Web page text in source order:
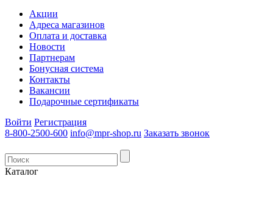
Акции
Адреса магазинов
Оплата и доставка
Новости
Партнерам
Бонусная система
Контакты
Вакансии
Подарочные сертификаты
Войти Регистрация
8-800-2500-600 info@mpr-shop.ru Заказать звонок
Каталог